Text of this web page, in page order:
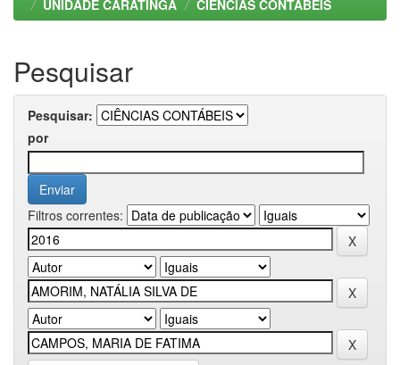
UNIDADE CARATINGA
CIÊNCIAS CONTÁBEIS
Pesquisar
Pesquisar:
por
Filtros correntes: